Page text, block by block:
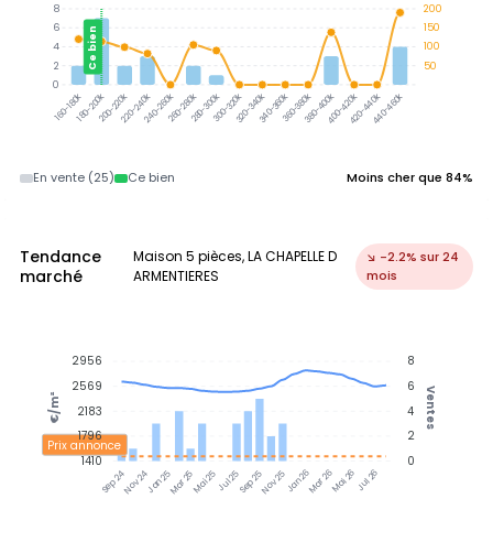
160-180k180-200k200-220k220-240k240-260k260-280k280-300k300-320k320-340k340-360k360-380k380-400k400-420k420-440k440-460k
Ce bien
200
150
100
50
8
6
4
2
0
En vente (25) Ce bien Moins cher que 84%
Tendance
marché
Maison 5 pièces, LA CHAPELLE D
ARMENTIERES
↘ -2.2% sur 24
mois
Sep 24Nov 24Jan 25Mar 25Mai 25Jul 25Sep 25Nov 25Jan 26Mar 26Mai 26Jul 26
Prix annonce
8
6
4
2
0
Ventes
2956
2569
2183
1796
1410
€/m²